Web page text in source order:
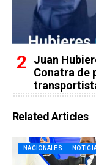
Juan
Conatra de
Related Articles
NACIONALES